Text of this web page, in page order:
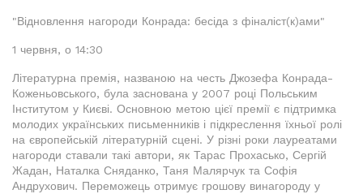
"Відновлення нагороди Конрада: бесіда з фіналіст(к)ами"
1 червня, о 14:30
Літературна премія, названою на честь Джозефа Конрада-
Коженьовського, була заснована у 2007 році Польським
Інститутом у Києві. Основною метою цієї премії є підтримка
молодих українських письменників і підкреслення їхньої ролі
на європейській літературній сцені. У різні роки лауреатами
нагороди ставали такі автори, як Тарас Прохасько, Сергій
Жадан, Наталка Сняданко, Таня Малярчук та Софія
Андрухович. Переможець отримує грошову винагороду у